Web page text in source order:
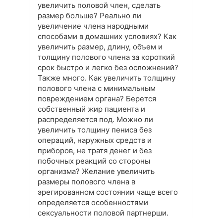
увеличить половой член, сделать
размер больше? Реально ли
увеличение члена народными
способами в домашних условиях? Как
увеличить размер, длину, объем и
толщину полового члена за короткий
срок быстро и легко без осложнений?
Также много. Как увеличить толщину
полового члена с минимальным
повреждением органа? Берется
собственный жир пациента и
распределяется под. Можно ли
увеличить толщину пениса без
операций, наружных средств и
приборов, не тратя денег и без
побочных реакций со стороны
организма? Желание увеличить
размеры полового члена в
эрегированном состоянии чаще всего
определяется особенностями
сексуальности половой партнерши.